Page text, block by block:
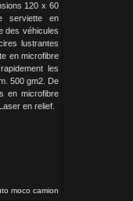
120 x 60
serviette en
des véhicules
lustrantes
en microfibre
les
500 gm2. De
en microfibre
en relief.
moco camion